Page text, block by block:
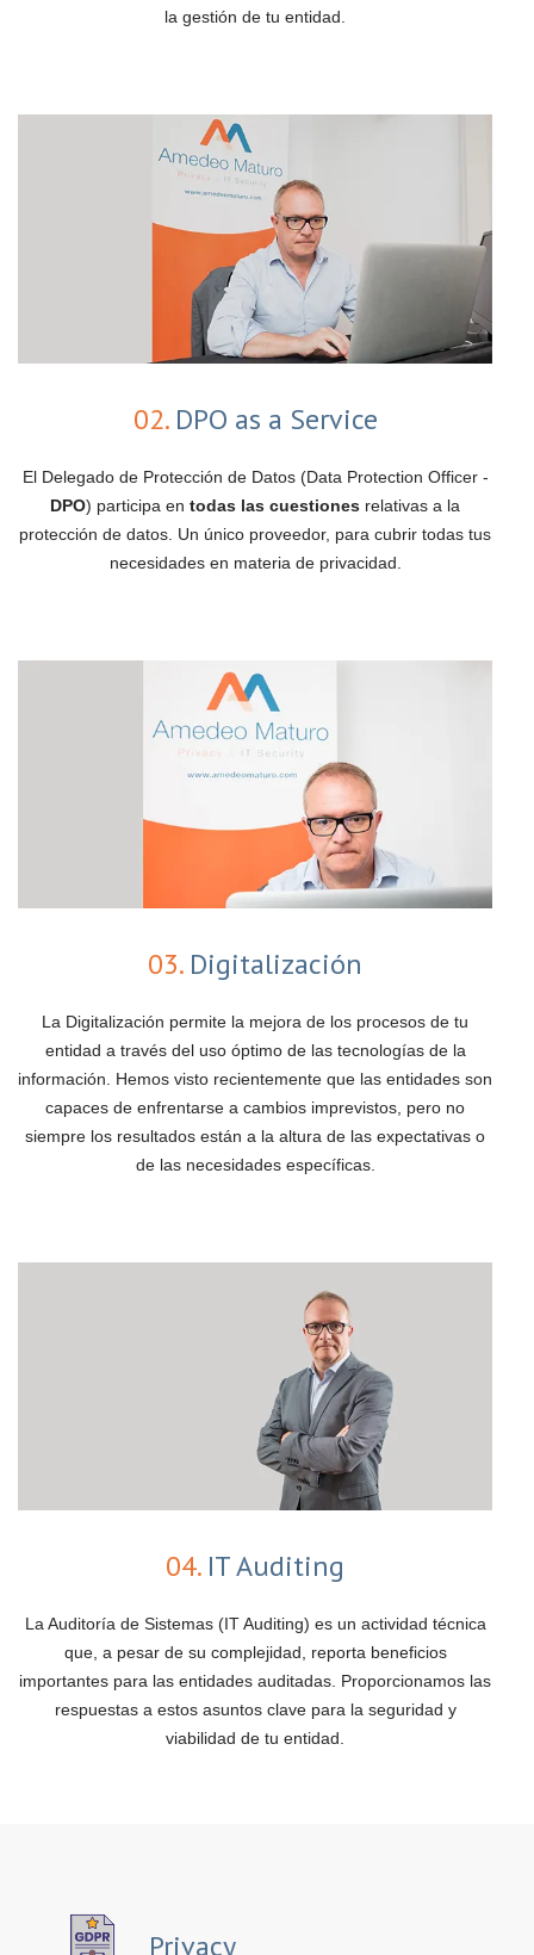
la gestión de tu entidad.
02.DPO as a Service
El Delegado de Protección de Datos (Data Protection Officer -
DPO) participa en todas las cuestiones relativas a la
protección de datos. Un único proveedor, para cubrir todas tus
necesidades en materia de privacidad.
03.Digitalización
La Digitalización permite la mejora de los procesos de tu
entidad a través del uso óptimo de las tecnologías de la
información. Hemos visto recientemente que las entidades son
capaces de enfrentarse a cambios imprevistos, pero no
siempre los resultados están a la altura de las expectativas o
de las necesidades específicas.
04.IT Auditing
La Auditoría de Sistemas (IT Auditing) es un actividad técnica
que, a pesar de su complejidad, reporta beneficios
importantes para las entidades auditadas. Proporcionamos las
respuestas a estos asuntos clave para la seguridad y
viabilidad de tu entidad.
Privacy